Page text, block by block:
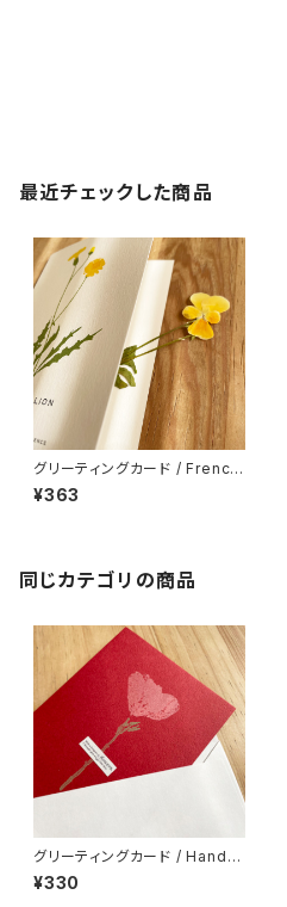
最近チェックした商品
グリーティングカード / French
Botanical
¥363
同じカテゴリの商品
グリーティングカード / Hand P
ress Flower Message
¥330